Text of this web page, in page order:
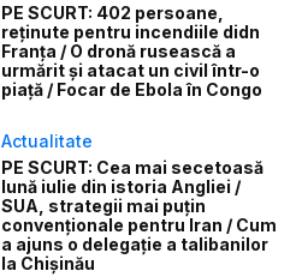
PE SCURT: 402 persoane,
reținute pentru incendiile didn
Franța / O dronă rusească a
urmărit și atacat un civil într-o
piață / Focar de Ebola în Congo
Actualitate
PE SCURT: Cea mai secetoasă
lună iulie din istoria Angliei /
SUA, strategii mai puțin
convenționale pentru Iran / Cum
a ajuns o delegație a talibanilor
la Chișinău